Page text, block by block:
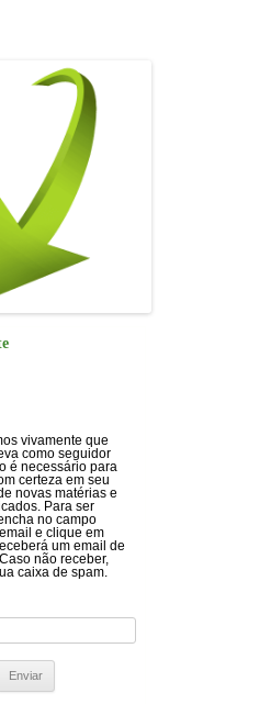
vivamente que
como seguidor
é necessário para
certeza em seu
novas matérias e
Para ser
no campo
e clique em
um email de
não receber,
caixa de spam.